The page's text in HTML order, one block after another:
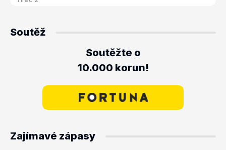
Soutěž
Soutěžte o
10.000 korun!
Zajímavé zápasy